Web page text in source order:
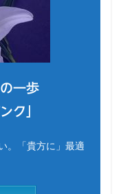
一歩
ク」
。「貴方に」最適